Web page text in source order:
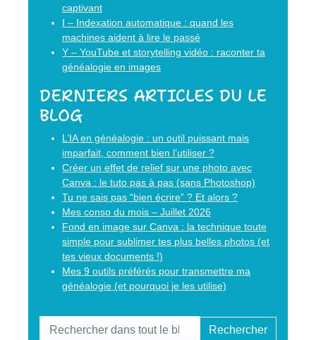
captivant
I – Indexation automatique : quand les
machines aident à lire le passé
Y – YouTube et storytelling vidéo : raconter ta
généalogie en images
DERNIERS ARTICLES DU LE
BLOG
L’IA en généalogie : un outil puissant mais
imparfait, comment bien l’utiliser ?
Créer un effet de relief sur une photo avec
Canva : le tuto pas à pas (sans Photoshop)
Tu ne sais pas “bien écrire” ? Et alors ?
Mes conso du mois – Juillet 2026
Fond en image sur Canva : la technique toute
simple pour sublimer tes plus belles photos (et
tes vieux documents !)
Mes 9 outils préférés pour transmettre ma
généalogie (et pourquoi je les utilise)
Rechercher